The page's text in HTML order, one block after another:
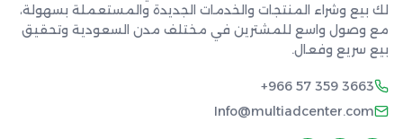
لك بيع وشراء المنتجات والخدمات الجديدة والمستعملة بسهولة،
مع وصول واسع للمشترين في مختلف مدن السعودية وتحقيق
بيع سريع وفعال.
+966 57 359 3663
Info@multiadcenter.com